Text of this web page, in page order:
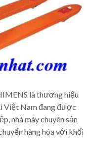
là thương hiệu
Việt Nam đang được
nhà máy chuyên sản
hàng hóa với khối